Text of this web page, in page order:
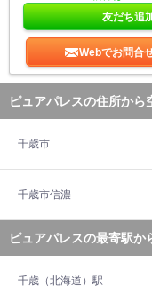
友だち追
Webでお問合
ピュアパレスの住所から
千歳市
千歳市信濃
ピュアパレスの最寄駅か
千歳（北海道）駅